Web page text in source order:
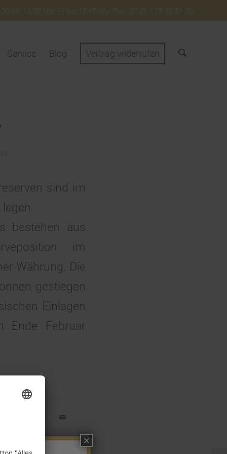
bis 16:30 Uhr. Fr bis 13:45 Uhr. Fon: 07 21 / 75 40 51 30
Service Blog Vertrag widerrufen
sind im
bestehen aus
im
Währung. Die
gestiegen
Einlagen
Ende Februar
×